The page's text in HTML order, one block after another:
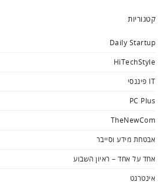
קטגוריות
Daily Startup
HiTechStyle
IT פיננסי
PC Plus
TheNewCom
אבטחת מידע וסייבר
אחד על אחד – ראיון השבוע
אינטרנט